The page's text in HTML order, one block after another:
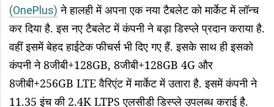
(OnePlus) ने हालही में अपना एक नया टैबलेट को मार्केट में लॉन्च
कर दिया है. इस नए टैबलेट में कंपनी ने बड़ा डिस्प्ले प्रदान कराया है.
वहीं इसमें बेहद हाईटेक फीचर्स भी दिए गए हैं. इसके साथ ही इसको
कंपनी ने 8जीबी+128GB, 8जीबी+128GB 4G और
8जीबी+256GB LTE वैरिएंट में मार्केट में उतारा है. इसमें कंपनी ने
11.35 इंच की 2.4K LTPS एलसीडी डिस्प्ले उपलब्ध कराई है.